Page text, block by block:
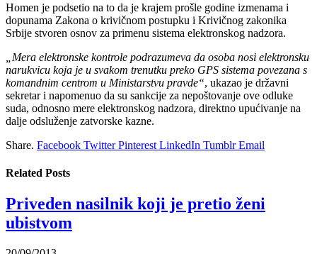
Homen je podsetio na to da je krajem prošle godine izmenama i
dopunama Zakona o krivičnom postupku i Krivičnog zakonika
Srbije stvoren osnov za primenu sistema elektronskog nadzora.
„Mera elektronske kontrole podrazumeva da osoba nosi elektronsku
narukvicu koja je u svakom trenutku preko GPS sistema povezana s
komandnim centrom u Ministarstvu pravde“, ukazao je državni
sekretar i napomenuo da su sankcije za nepoštovanje ove odluke
suda, odnosno mere elektronskog nadzora, direktno upućivanje na
dalje odsluženje zatvorske kazne.
Share. Facebook Twitter Pinterest LinkedIn Tumblr Email
Related Posts
Priveden nasilnik koji je pretio ženi
ubistvom